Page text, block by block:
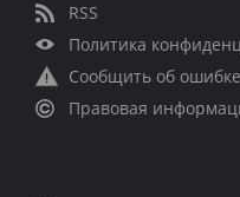
RSS
Политика
Сообщить об ошибке
Правовая